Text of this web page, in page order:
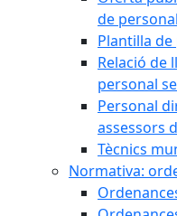
de personal
Plantilla
Relació de
personal
Personal
assessors
Tècnics
Normativa: